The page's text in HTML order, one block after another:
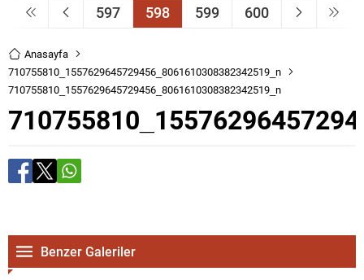
597 598 599 600
Anasayfa
710755810_1557629645729456_8061610308382342519_n
710755810_1557629645729456_8061610308382342519_n
Benzer Galeriler